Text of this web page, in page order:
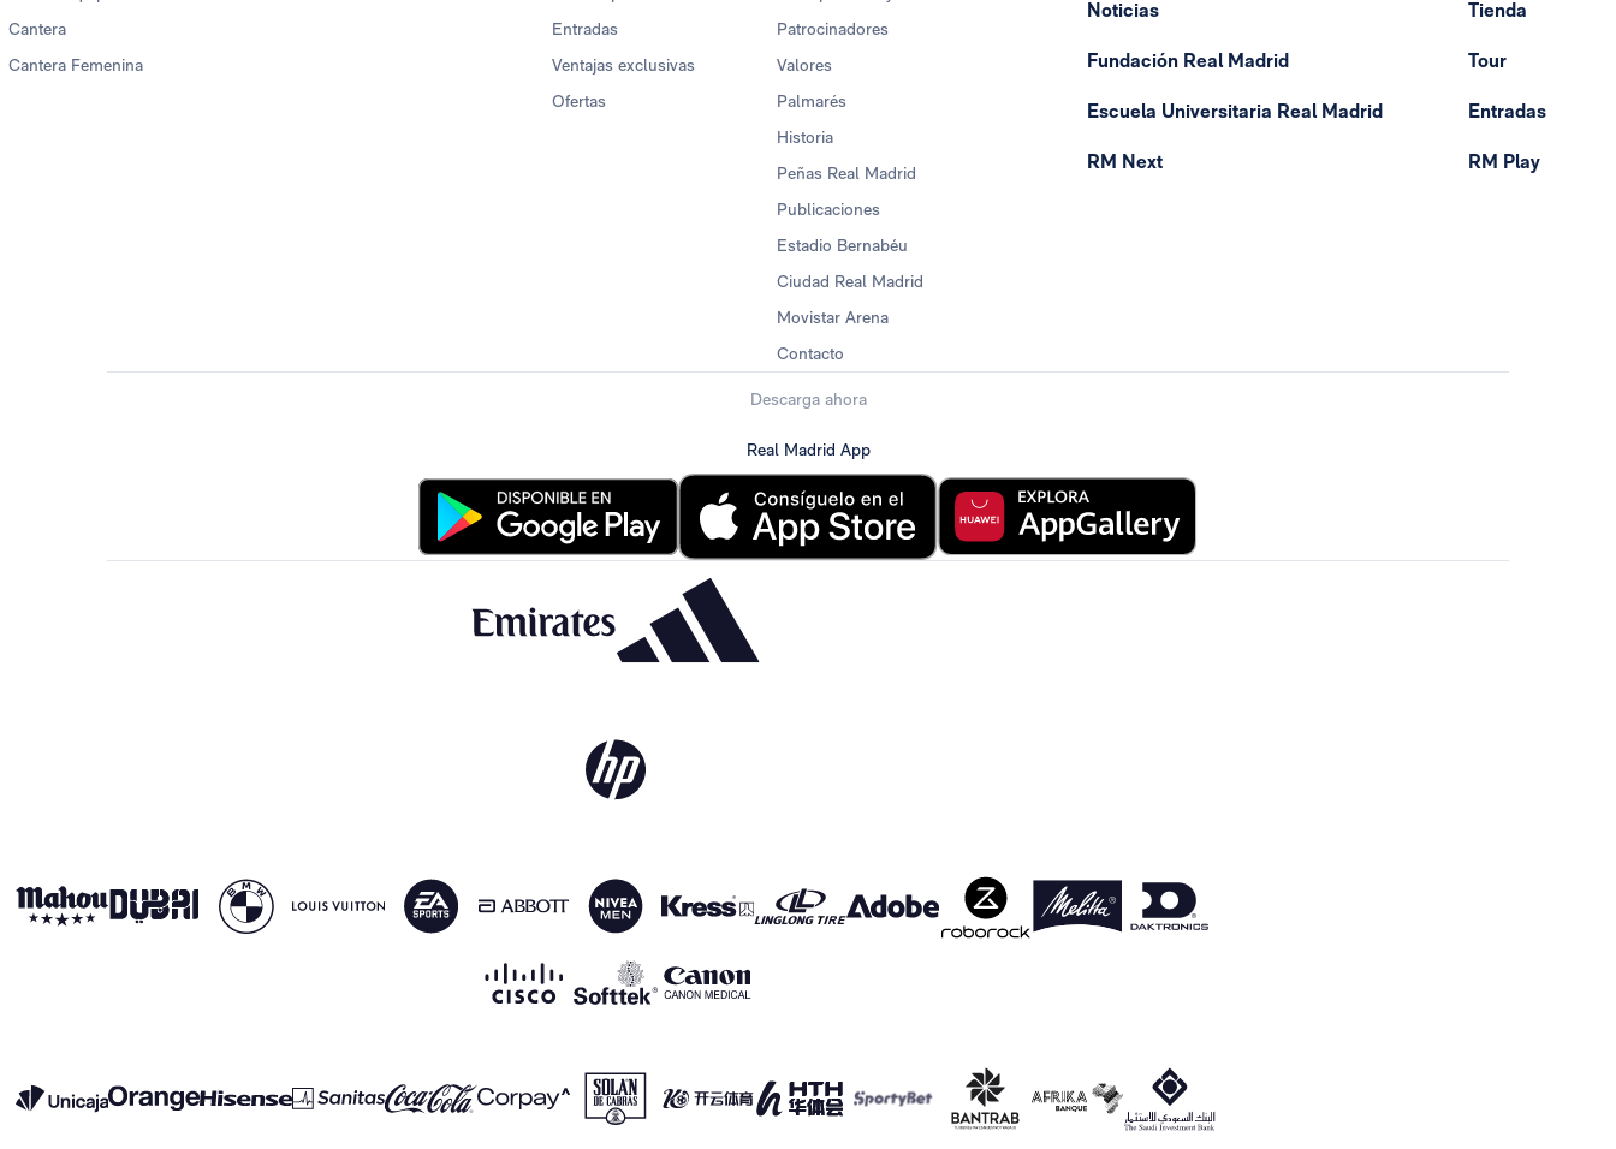
Cantera
Cantera Femenina
Entradas
Ventajas exclusivas
Ofertas
Patrocinadores
Valores
Palmarés
Historia
Peñas Real Madrid
Publicaciones
Estadio Bernabéu
Ciudad Real Madrid
Movistar Arena
Contacto
Noticias
Fundación Real Madrid
Escuela Universitaria Real Madrid
RM Next
Tienda
Tour
Entradas
RM Play
Descarga ahora
Real Madrid App